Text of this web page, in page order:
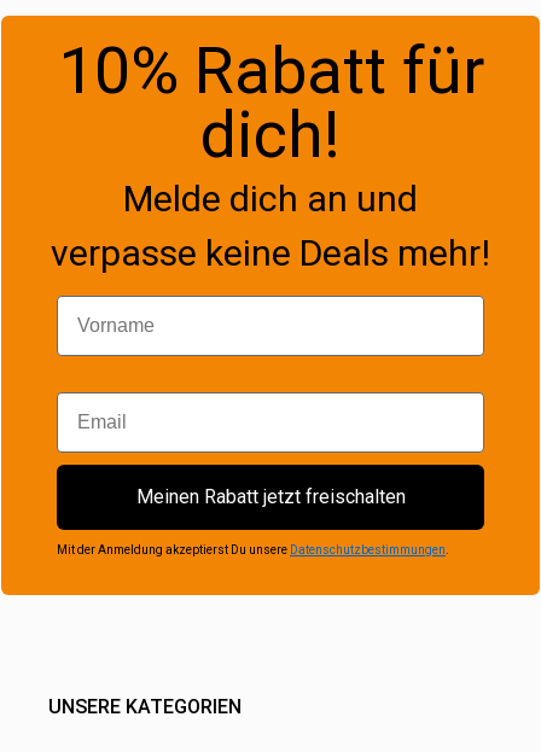
10% Rabatt für
dich!
Melde dich an und
verpasse keine Deals mehr!
Vorname
Email
Meinen Rabatt jetzt freischalten
Mit der Anmeldung akzeptierst Du unsere Datenschutzbestimmungen
UNSERE KATEGORIEN